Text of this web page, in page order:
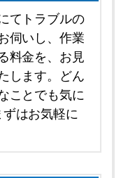
てトラブルの
伺いし、作業
料金を、お見
します。どん
ことでも気に
はお気軽に